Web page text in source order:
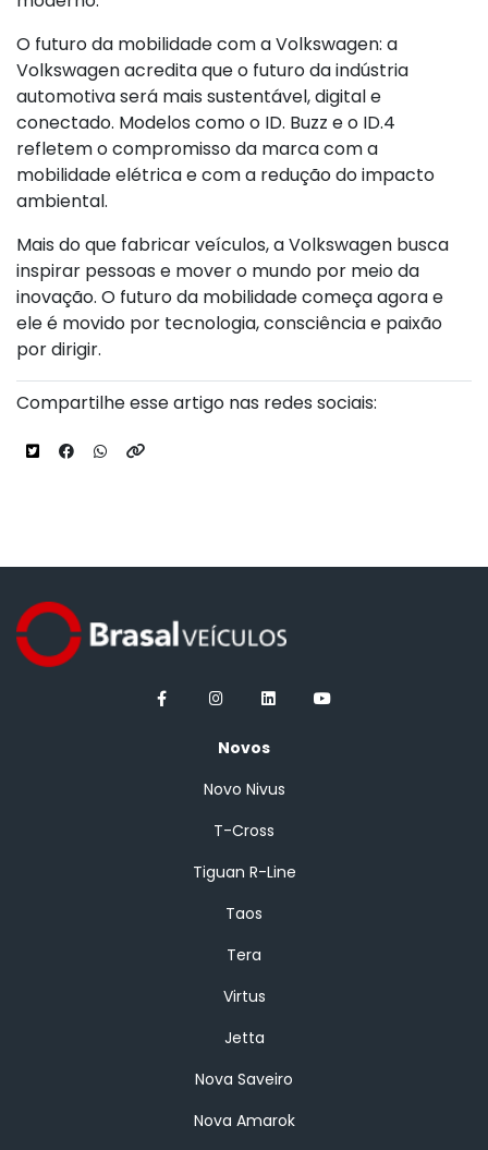
O futuro da mobilidade com a Volkswagen: a
Volkswagen acredita que o futuro da indústria
automotiva será mais sustentável, digital e
conectado. Modelos como o ID. Buzz e o ID.4
refletem o compromisso da marca com a
mobilidade elétrica e com a redução do impacto
ambiental.
Mais do que fabricar veículos, a Volkswagen busca
inspirar pessoas e mover o mundo por meio da
inovação. O futuro da mobilidade começa agora e
ele é movido por tecnologia, consciência e paixão
por dirigir.
Compartilhe esse artigo nas redes sociais:
Novos
Novo Nivus
T-Cross
Tiguan R-Line
Taos
Tera
Virtus
Jetta
Nova Saveiro
Nova Amarok